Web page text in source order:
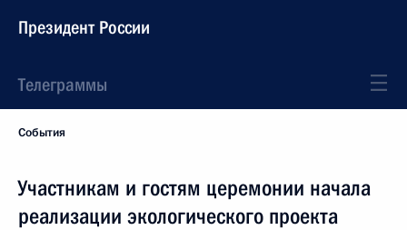
Президент России
Телеграммы
События
Участникам и гостям церемонии начала
реализации экологического проекта